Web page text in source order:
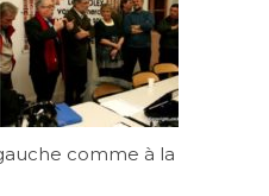
comme à la